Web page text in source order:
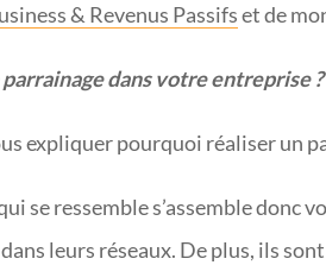
& Revenus Passifset de
dans votre entreprise ?
expliquer pourquoi réaliser un
se ressemble s’assemble
leurs réseaux. De plus, ils